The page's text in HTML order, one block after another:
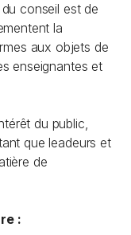
conseil est de
la
aux objets de
enseignantes et
du public,
que leadeurs et
de
: